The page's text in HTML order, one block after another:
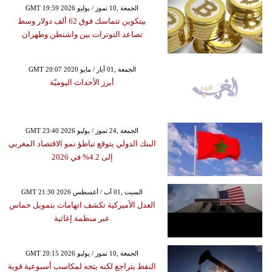
GMT 19:59 2026 الجمعة ,10 تموز / يوليو
بيتكوين تتماسك فوق 62 ألف دولار وسط
تصاعد التوترات بين واشنطن وطهران
GMT 20:07 2020 الجمعة ,01 أيار / مايو
أبرز الأحداث اليوميّة
GMT 23:40 2026 الجمعة ,24 تموز / يوليو
البنك الدولي يتوقع تباطؤ نمو الاقتصاد المغربي
إلى 4.2% في 2026
GMT 21:30 2026 السبت ,01 آب / أغسطس
العدل الأميركية تكشف اتهامات بتمويل حماس
عبر منظمة إغاثية
GMT 20:15 2026 الجمعة ,10 تموز / يوليو
النفط يتراجع لكنه يتجه لمكاسب أسبوعية قوية